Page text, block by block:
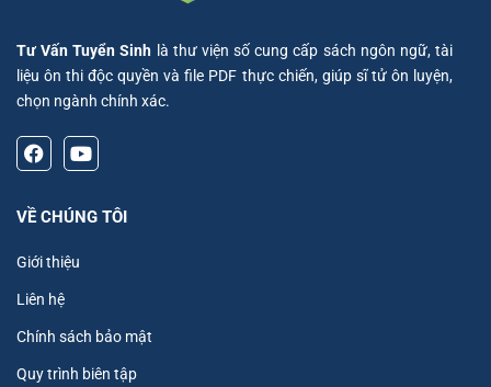
Tư Vấn Tuyển Sinh là thư viện số cung cấp sách ngôn ngữ, tài
liệu ôn thi độc quyền và file PDF thực chiến, giúp sĩ tử ôn luyện,
chọn ngành chính xác.
VỀ CHÚNG TÔI
Giới thiệu
Liên hệ
Chính sách bảo mật
Quy trình biên tập